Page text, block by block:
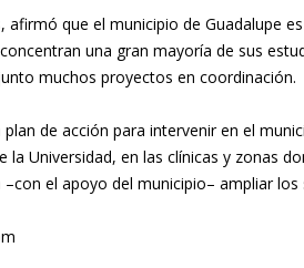
afirmó que el municipio de Guadalupe
una gran mayoría de sus
muchos proyectos en coordinación.
de acción para intervenir en el
la Universidad, en las clínicas y zonas
el apoyo del municipio– ampliar los